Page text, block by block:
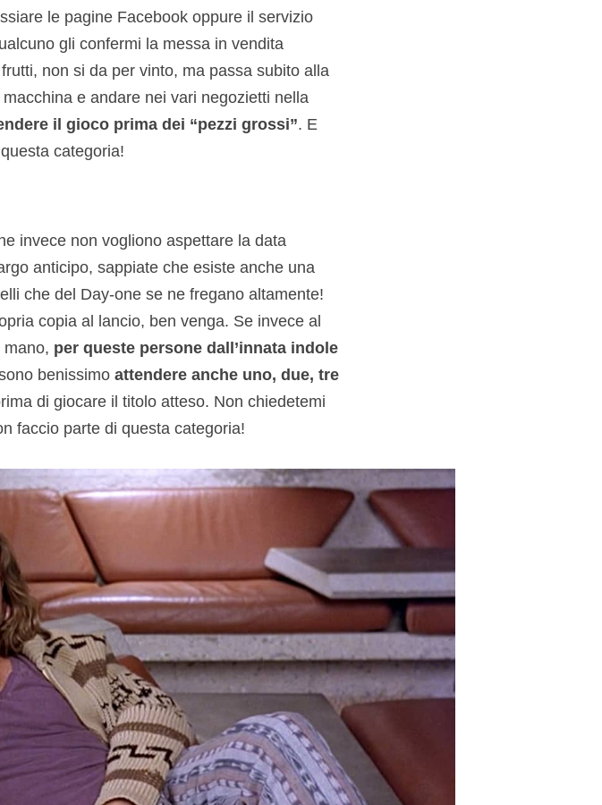
le pagine Facebook oppure il servizio
gli confermi la messa in vendita
non si da per vinto, ma passa subito alla
e andare nei vari negozietti nella
il gioco prima dei “pezzi grossi”. E
categoria!
invece non vogliono aspettare la data
anticipo, sappiate che esiste anche una
che del Day-one se ne fregano altamente!
copia al lancio, ben venga. Se invece al
per queste persone dall’innata indole
benissimo attendere anche uno, due, tre
di giocare il titolo atteso. Non chiedetemi
faccio parte di questa categoria!